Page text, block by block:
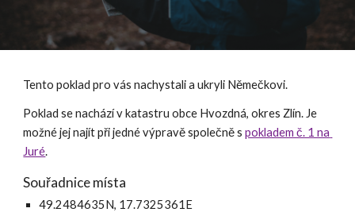
Tento poklad pro vás nachystali a ukryli Němečkovi.
Poklad se nachází v katastru obce Hvozdná, okres Zlín. Je
možné jej najít při jedné výpravě společně s pokladem č. 1 na
Juré.
Souřadnice místa
49.2484635N, 17.7325361E